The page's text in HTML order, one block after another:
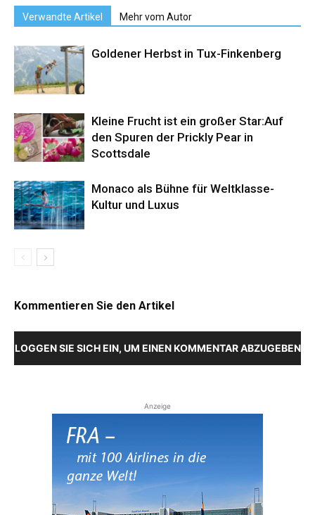
Verwandte Artikel Mehr vom Autor
Goldener Herbst in Tux-Finkenberg
Kleine Frucht ist ein großer Star:Auf
den Spuren der Prickly Pear in
Scottsdale
Monaco als Bühne für Weltklasse-
Kultur und Luxus
Kommentieren Sie den Artikel
LOGGEN SIE SICH EIN, UM EINEN KOMMENTAR ABZUGEBEN
Anzeige